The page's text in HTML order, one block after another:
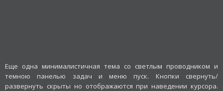
Еще одна минималистичная тема со светлым проводником и
темною панелью задач и меню пуск. Кнопки свернуть/
развернуть скрыты но отображаются при наведении курсора.